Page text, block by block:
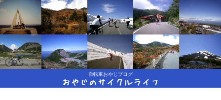
自転車おやじブログ
おやじのサイクルライフ